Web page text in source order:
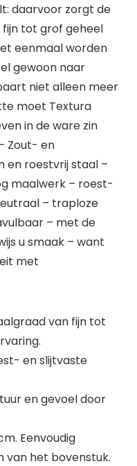
daarvoor zorgt de
fijn tot grof geheel
eenmaal worden
gewoon naar
niet alleen meer
moet Textura
in de ware zin
Zout- en
en roestvrij staal –
maalwerk – roest-
– traploze
– met de
u smaak – want
met
van fijn tot
en slijtvaste
en gevoel door
Eenvoudig
van het bovenstuk.